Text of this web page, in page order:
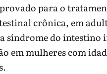
para o
crônica, em
síndrome do intestino
em mulheres com